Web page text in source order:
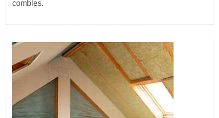
combles.